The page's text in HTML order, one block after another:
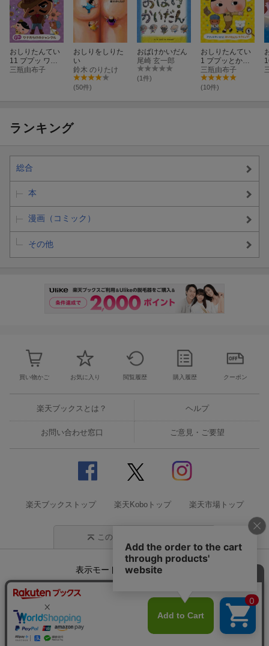
おしりたんてい
11 ププッ ワナ
だらけのジャン
三瓶由布子
おしりをしりた
い
鈴木 のりたけ
(50件)
おばけかいだん
尾崎 玄一郎
(1件)
おしりたんてい
1 ププッとかい
けつ! おしりたん
ていとうじょう!
三瓶由布子
(10件)
ランキング
総合
本
漫画（コミック）
その他
買い物かご お気に入り 閲覧履歴 購入履歴 クーポン
楽天ブックスとは？ ヘルプ
お問い合わせ窓口 ご意見・ご要望
楽天ブックストップ 楽天Koboトップ 楽天市場トップ
このページの先頭に戻る
表示モード モバイル
企業情報 個人情報保護方針
特定商取引法に基づく表記